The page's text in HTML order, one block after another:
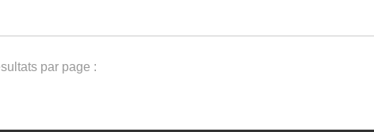
par page :